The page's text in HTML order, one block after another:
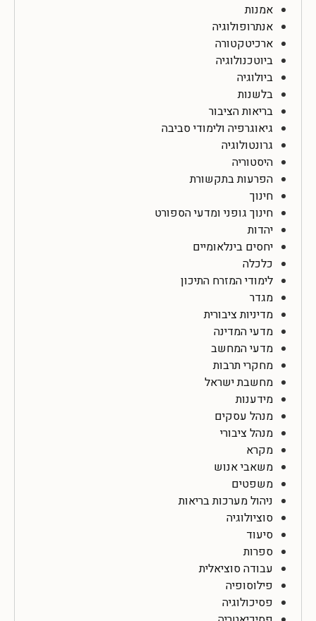
אמנות
אנתרופולוגיה
ארכיטקטורה
ביוטכנולוגיה
ביולוגיה
בלשנות
בריאות הציבור
גיאוגרפיה ולימודי סביבה
גרונטולוגיה
היסטוריה
הפרעות בתקשורת
חינוך
חינוך גופני ומדעי הספורט
יהדות
יחסים בינלאומיים
כלכלה
לימודי המזרח התיכון
מגדר
מדיניות ציבורית
מדעי המדינה
מדעי המחשב
מחקרי תרבות
מחשבת ישראל
מידענות
מנהל עסקים
מנהל ציבורי
מקרא
משאבי אנוש
משפטים
ניהול מערכות בריאות
סוציולוגיה
סיעוד
ספרות
עבודה סוציאלית
פילוסופיה
פסיכולוגיה